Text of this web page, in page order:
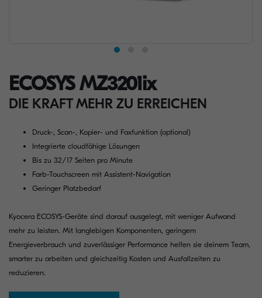
ECOSYS MZ3201ix
DIE KRAFT MEHR ZU ERREICHEN
Druck-, Scan-, Kopier- und Faxfunktion (optional)
Integrierte cloudfähige Lösungen
Bis zu 32/17 Seiten pro Minute
Farb-Touchscreen mit Assistent-Navigation
Geringer Platzbedarf
Kyocera ECOSYS-Geräte sind darauf ausgelegt, mit weniger Aufwand
mehr zu leisten. Mit langlebigen Komponenten, geringem
Energieverbrauch und zuverlässiger Performance helfen sie deinem Team,
smarter zu arbeiten und gleichzeitig Kosten und Ausfallzeiten zu
reduzieren.